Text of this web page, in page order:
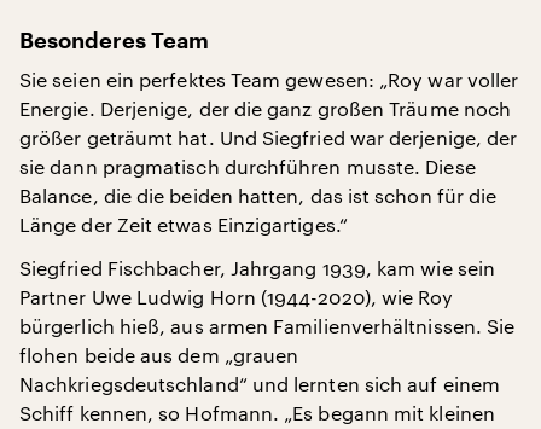
Besonderes Team
Sie seien ein perfektes Team gewesen: „Roy war voller
Energie. Derjenige, der die ganz großen Träume noch
größer geträumt hat. Und Siegfried war derjenige, der
sie dann pragmatisch durchführen musste. Diese
Balance, die die beiden hatten, das ist schon für die
Länge der Zeit etwas Einzigartiges.“
Siegfried Fischbacher, Jahrgang 1939, kam wie sein
Partner Uwe Ludwig Horn (1944-2020), wie Roy
bürgerlich hieß, aus armen Familienverhältnissen. Sie
flohen beide aus dem „grauen
Nachkriegsdeutschland“ und lernten sich auf einem
Schiff kennen, so Hofmann. „Es begann mit kleinen